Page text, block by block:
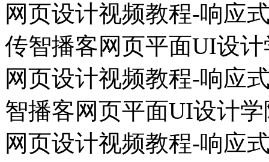
网页设计视频教程-响应
传智播客网页平面UI设计
网页设计视频教程-响应
智播客网页平面UI设计学
网页设计视频教程-响应